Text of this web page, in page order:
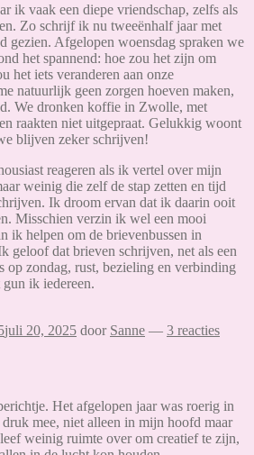
ik vaak een diepe vriendschap, zelfs als
Zo schrijf ik nu tweeënhalf jaar met
gezien. Afgelopen woensdag spraken we
het spannend: hoe zou het zijn om
het iets veranderen aan onze
natuurlijk geen zorgen hoeven maken,
We dronken koffie in Zwolle, met
raakten niet uitgepraat. Gelukkig woont
blijven zeker schrijven!
reageren als ik vertel over mijn
weinig die zelf de stap zetten en tijd
Ik droom ervan dat ik daarin ooit
Misschien verzin ik wel een mooi
ik helpen om de brievenbussen in
geloof dat brieven schrijven, net als een
op zondag, rust, bezieling en verbinding
ik iedereen.
juli 20, 2025 door Sanne — 3 reacties
Het afgelopen jaar was roerig in
mee, niet alleen in mijn hoofd maar
weinig ruimte over om creatief te zijn,